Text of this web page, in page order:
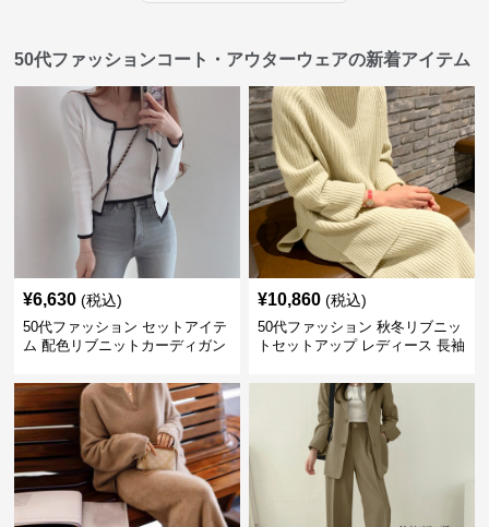
50代ファッションコート・アウターウェアの新着アイテム
¥6,630 (税込)
50代ファッション セットアイテ
ム 配色リブニットカーディガン
¥10,860 (税込)
50代ファッション 秋冬リブニッ
トセットアップ レディース 長袖